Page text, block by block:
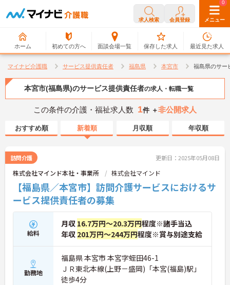
求人検索 会員登録 メニュー
ホーム 初めての方へ 面談会場一覧
0
保存した求人
0
最近見た求人
マイナビ介護職 サービス提供責任者 福島県 本宮市 福島県のサー
本宮市(福島県)のサービス提供責任者の求人・転職一覧
この条件の介護・福祉求人数 1件 ＋非公開求人
おすすめ順 新着順 月収順 年収順
訪問介護 更新日：2025年05月08日
株式会社マインド本社・事業所 株式会社マインド
【福島県／本宮市】訪問介護サービスにおけるサ
ービス提供責任者の募集
給料
月収 16.7万円～20.3万円程度※諸手当込
年収 201万円～244万円程度※賞与別途支給
勤務地
福島県 本宮市 本宮字蛭田46-1
ＪＲ東北本線(上野－盛岡)「本宮(福島)駅」
徒歩4分